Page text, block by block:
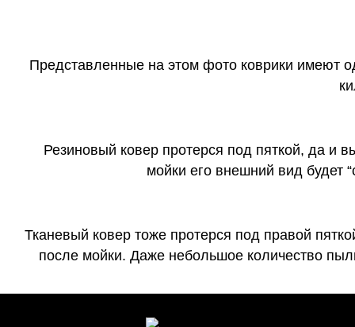
Представленные на этом фото коврики имеют
Резиновый ковер протерся под пяткой, да и
мойки его внешний вид будет
Тканевый ковер тоже протерся под правой
после мойки. Даже небольшое количество